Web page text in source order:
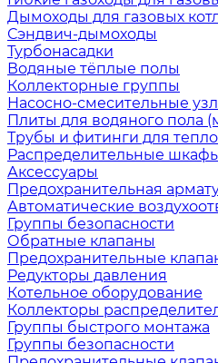
Дымоходы для газовых
Сэндвич-дымоходы
Турбонасадки
Водяные тёплые полы
Коллекторные группы
Насосно-смесительные
Плиты для водяного пола
Трубы и фитинги для
Распределительные
Аксессуары
Предохранительная
Автоматические
Группы безопасности
Обратные клапаны
Предохранительные
Редукторы давления
Котельное оборудование
Коллекторы
Группы быстрого монтажа
Группы безопасности